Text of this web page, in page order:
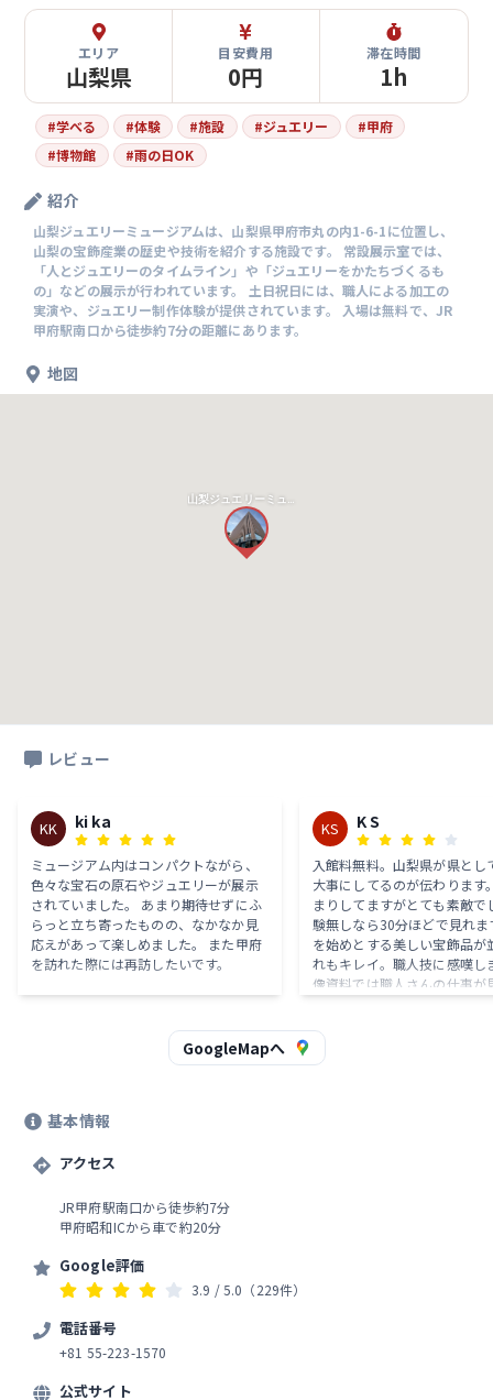
エリア
山梨県
目安費用
0円
滞在時間
1h
#学べる #体験 #施設 #ジュエリー #甲府
#博物館 #雨の日OK
紹介
山梨ジュエリーミュージアムは、山梨県甲府市丸の内1-6-1に位置し、
山梨の宝飾産業の歴史や技術を紹介する施設です。 常設展示室では、
「人とジュエリーのタイムライン」や「ジュエリーをかたちづくるも
の」などの展示が行われています。 土日祝日には、職人による加工の
実演や、ジュエリー制作体験が提供されています。 入場は無料で、JR
甲府駅南口から徒歩約7分の距離にあります。
地図
レビュー
KK ki ka
ミュージアム内はコンパクトながら、
色々な宝石の原石やジュエリーが展示
されていました。 あまり期待せずにふ
らっと立ち寄ったものの、なかなか見
応えがあって楽しめました。 また甲府
を訪れた際には再訪したいです。
KS K S
入館料無料。山梨県が県とし
大事にしてるのが伝わります
まりしてますがとても素敵で
験無しなら30分ほどで見れます
を始めとする美しい宝飾品が
れもキレイ。職人技に感嘆しま
像資料では職人さんの仕事が
房併設で実際の職人さんの作
れるのも素晴らしい。 地元
GoogleMapへ
基本情報
アクセス
JR甲府駅南口から徒歩約7分
甲府昭和ICから車で約20分
Google評価
3.9 / 5.0 （229件）
電話番号
+81 55-223-1570
公式サイト